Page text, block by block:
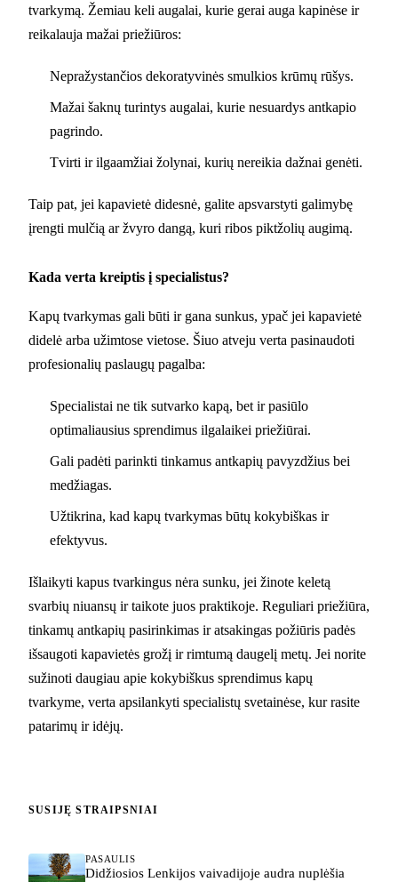
tvarkymą. Žemiau keli augalai, kurie gerai auga kapinėse ir
reikalauja mažai priežiūros:
Nepražystančios dekoratyvinės smulkios krūmų rūšys.
Mažai šaknų turintys augalai, kurie nesuardys antkapio
pagrindo.
Tvirti ir ilgaamžiai žolynai, kurių nereikia dažnai genėti.
Taip pat, jei kapavietė didesnė, galite apsvarstyti galimybę
įrengti mulčią ar žvyro dangą, kuri ribos piktžolių augimą.
Kada verta kreiptis į specialistus?
Kapų tvarkymas gali būti ir gana sunkus, ypač jei kapavietė
didelė arba užimtose vietose. Šiuo atveju verta pasinaudoti
profesionalių paslaugų pagalba:
Specialistai ne tik sutvarko kapą, bet ir pasiūlo
optimaliausius sprendimus ilgalaikei priežiūrai.
Gali padėti parinkti tinkamus antkapių pavyzdžius bei
medžiagas.
Užtikrina, kad kapų tvarkymas būtų kokybiškas ir
efektyvus.
Išlaikyti kapus tvarkingus nėra sunku, jei žinote keletą
svarbių niuansų ir taikote juos praktikoje. Reguliari priežiūra,
tinkamų antkapių pasirinkimas ir atsakingas požiūris padės
išsaugoti kapavietės grožį ir rimtumą daugelį metų. Jei norite
sužinoti daugiau apie kokybiškus sprendimus kapų
tvarkyme, verta apsilankyti specialistų svetainėse, kur rasite
patarimų ir idėjų.
SUSIJĘ STRAIPSNIAI
PASAULIS
Didžiosios Lenkijos vaivadijoje audra nuplėšia